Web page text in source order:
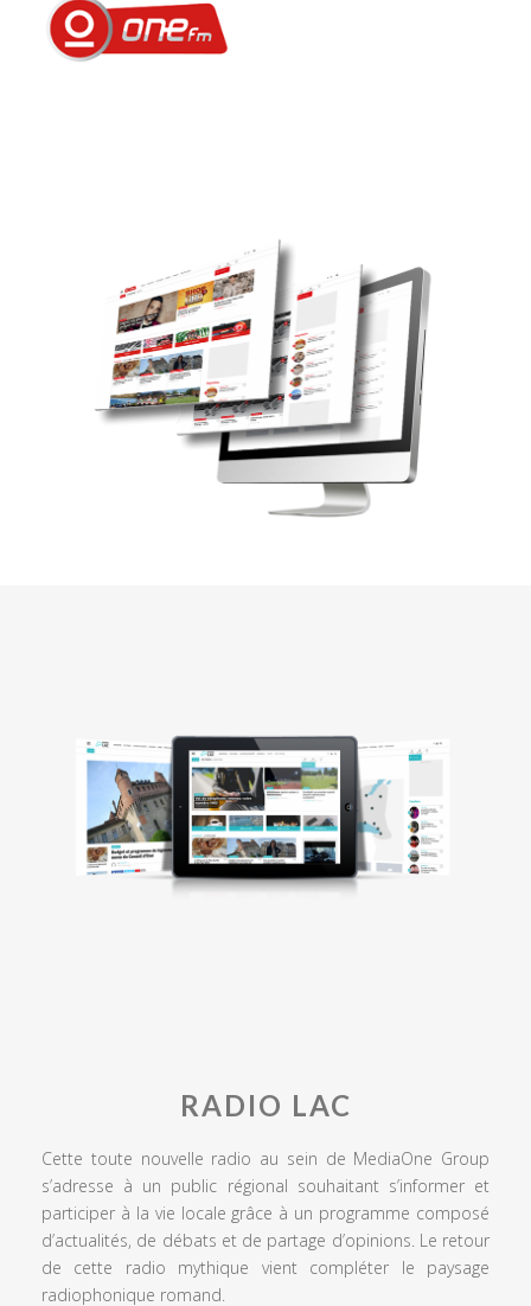
RADIO LAC
Cette toute nouvelle radio au sein de MediaOne Group
s’adresse à un public régional souhaitant s’informer et
participer à la vie locale grâce à un programme composé
d’actualités, de débats et de partage d’opinions. Le retour
de cette radio mythique vient compléter le paysage
radiophonique romand.